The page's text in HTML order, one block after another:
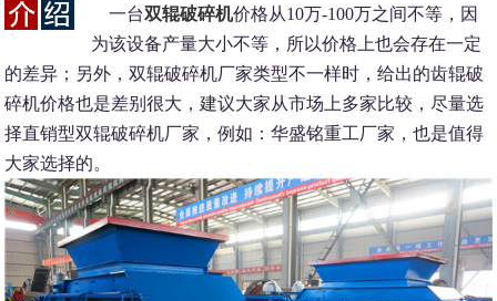
一台双辊破碎机价格从10万-100万之间不等，因
为该设备产量大小不等，所以价格上也会存在一定
的差异；另外，双辊破碎机厂家类型不一样时，给出的齿辊破
碎机价格也是差别很大，建议大家从市场上多家比较，尽量选
择直销型双辊破碎机厂家，例如：华盛铭重工厂家，也是值得
大家选择的。